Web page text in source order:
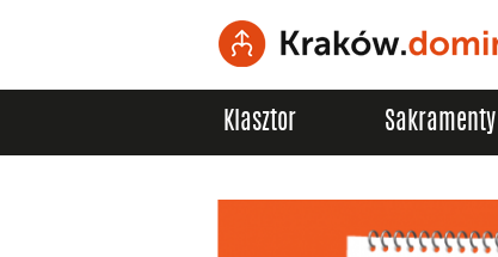
Klasztor Sakramenty